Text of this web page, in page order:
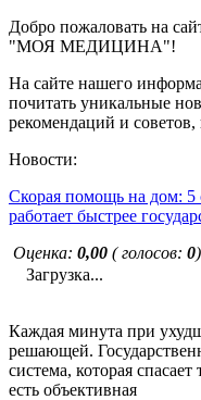
Добро пожаловать на
"МОЯ МЕДИЦИНА"!
На сайте нашего
почитать уникальные
рекомендаций и советов,
Новости:
Скорая помощь на дом: 5
работает быстрее
Оценка: 0,00 ( голосов: 0)
Загрузка...
Каждая минута при
решающей.
система, которая
есть объективная